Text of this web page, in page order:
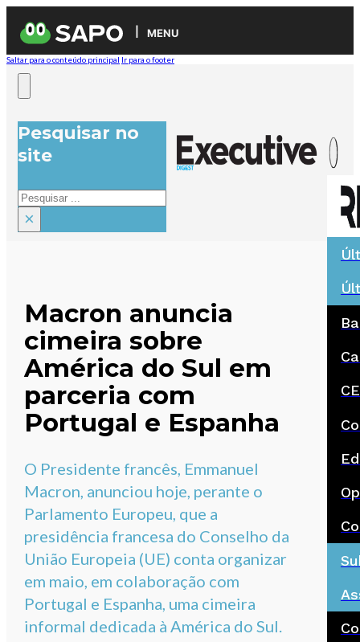
MENU
Saltar para o conteúdo principal Ir para o footer
Pesquisar no
site
Pesquisar
×
Macron anuncia
cimeira sobre
América do Sul em
parceria com
Portugal e Espanha
O Presidente francês, Emmanuel
Macron, anunciou hoje, perante o
Parlamento Europeu, que a
presidência francesa do Conselho da
União Europeia (UE) conta organizar
em maio, em colaboração com
Portugal e Espanha, uma cimeira
informal dedicada à América do Sul.